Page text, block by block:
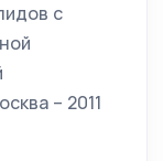
с
– 2011